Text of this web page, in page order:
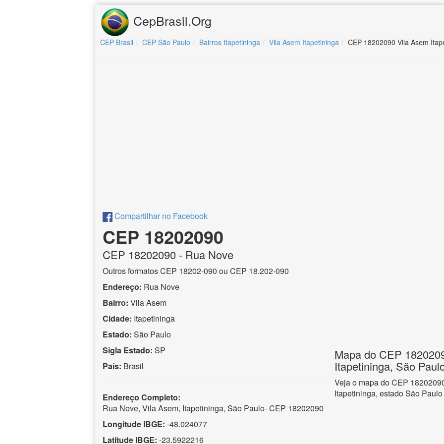
CepBrasil.Org
CEP Brasil CEP São Paulo Bairros Itapetininga Vila Asem Itapetininga CEP 18202090 Vila Asem
Compartilhar no Facebook
CEP 18202090
CEP 18202090 - Rua Nove
Outros formatos CEP 18202-090 ou CEP 18.202-090
Endereço: Rua Nove
Bairro: Vila Asem
Cidade: Itapetininga
Estado: São Paulo
Sigla Estado: SP
País: Brasil
Endereço Completo:
Rua Nove, Vila Asem, Itapetininga, São Paulo- CEP 18202090
Longitude IBGE: -48.024077
Latitude IBGE: -23.5922216
Mapa do CEP
Itapetininga, São
Veja o mapa do CEP
Itapetininga, estado São